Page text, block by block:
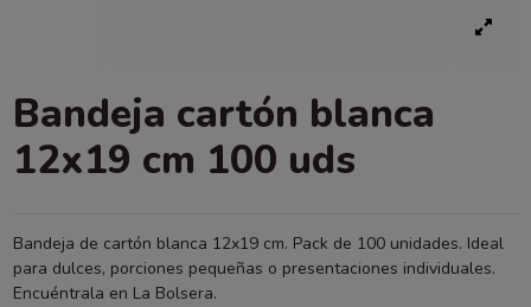
Bandeja cartón blanca
12x19 cm 100 uds
Bandeja de cartón blanca 12x19 cm. Pack de 100 unidades. Ideal
para dulces, porciones pequeñas o presentaciones individuales.
Encuéntrala en La Bolsera.